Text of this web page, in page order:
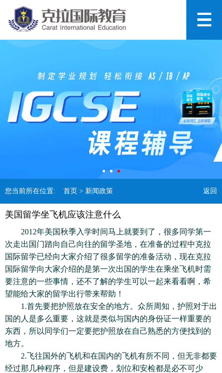
您当前所在位置: 首页 > 新闻政策 返回
美国留学坐飞机应该注意什么
2012年美国秋季入学时间马上就要到了，很多同学第一
次走出国门踏向自己向往的留学圣地，在准备的过程中克拉
国际留学已经向大家介绍了很多留学的准备活动，现在克拉
国际留学向大家介绍的是第一次出国的学生在乘坐飞机时需
要注意的一些事情，还不了解的学生可以一起来看看啊，希
望能给大家的留学出行带来帮助！
1.首先要把护照放在安全的地方。众所周知，护照对于出
国的人是多么重要，这就是类似与国内的身份证一样重要的
东西，所以同学们一定要把护照放在自己熟悉的方便找到的
地方。
2.飞往国外的飞机和在国内的飞机有所不同，但无非都要
经过那几种程序，但是建设费，划位和安检都是必不可少